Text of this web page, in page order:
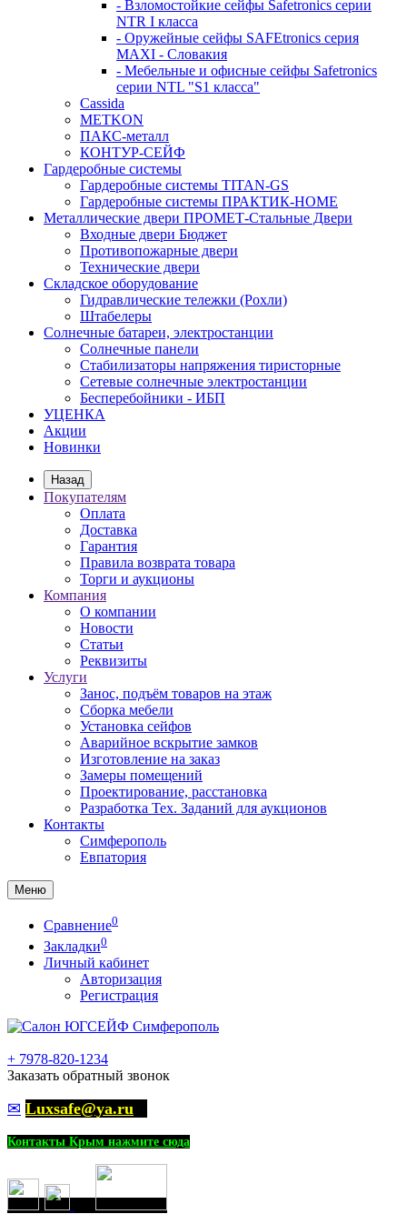
- Взломостойкие сейфы Safetronics серии
NTR I класса
- Оружейные сейфы SAFEtronics серия
MAXI - Словакия
- Мебельные и офисные сейфы Safetronics
серии NTL "S1 класса"
Cassida
METKON
ПАКС-металл
КОНТУР-СЕЙФ
Гардеробные системы
Гардеробные системы TITAN-GS
Гардеробные системы ПРАКТИК-HOME
Металлические двери ПРОМЕТ-Стальные Двери
Входные двери Бюджет
Противопожарные двери
Технические двери
Складское оборудование
Гидравлические тележки (Рохли)
Штабелеры
Солнечные батареи, электростанции
Солнечные панели
Стабилизаторы напряжения тиристорные
Сетевые солнечные электростанции
Бесперебойники - ИБП
УЦЕНКА
Акции
Новинки
Назад
Покупателям
Оплата
Доставка
Гарантия
Правила возврата товара
Торги и аукционы
Компания
О компании
Новости
Статьи
Реквизиты
Услуги
Занос, подъём товаров на этаж
Сборка мебели
Установка сейфов
Аварийное вскрытие замков
Изготовление на заказ
Замеры помещений
Проектирование, расстановка
Разработка Тех. Заданий для аукционов
Контакты
Симферополь
Евпатория
Меню
Сравнение0
Закладки0
Личный кабинет
Авторизация
Регистрация
+ 7978-820-1234
Заказать обратный звонок
✉ Luxsafe@ya.ru
Контакты Крым нажмите сюда